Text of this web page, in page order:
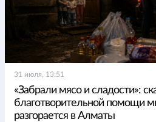
31 июля, 13:51
«Забрали мясо и сладости»:
благотворительной помощи
разгорается в Алматы